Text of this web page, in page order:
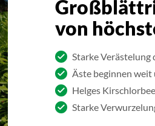
von
Starke
Äste beginnen
Helges
Starke